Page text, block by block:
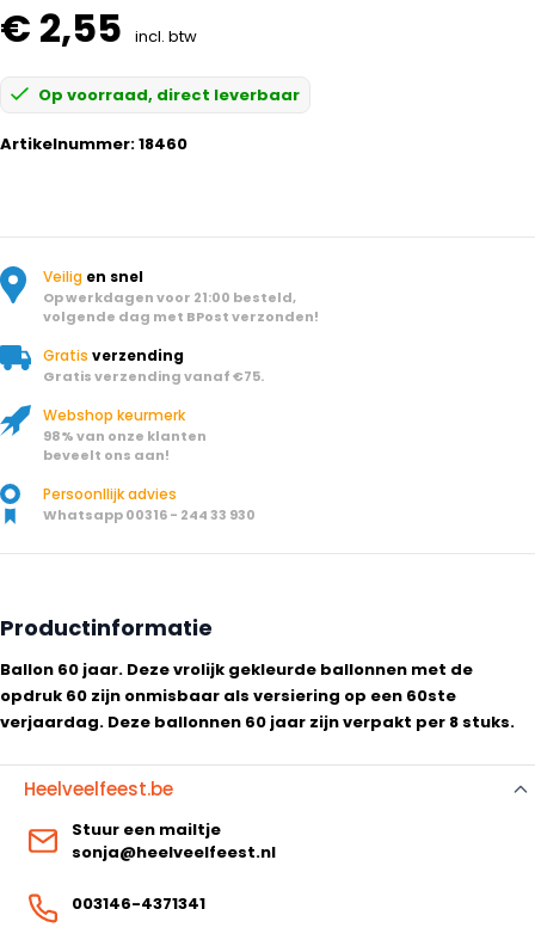
€ 2,55 incl. btw
Op voorraad, direct leverbaar
Artikelnummer:18460
Veilig en snel
Op werkdagen voor 21:00 besteld,
volgende dag met BPost verzonden!
Gratis verzending
Gratis verzending vanaf €75.
Webshop keurmerk
98% van onze klanten
beveelt ons aan!
Persoonllijk advies
Whatsapp 00316 - 244 33 930
Productinformatie
Ballon 60 jaar. Deze vrolijk gekleurde ballonnen met de
opdruk 60 zijn onmisbaar als versiering op een 60ste
verjaardag. Deze ballonnen 60 jaar zijn verpakt per 8 stuks.
Heelveelfeest.be
Stuur een mailtje
sonja@heelveelfeest.nl
003146-4371341